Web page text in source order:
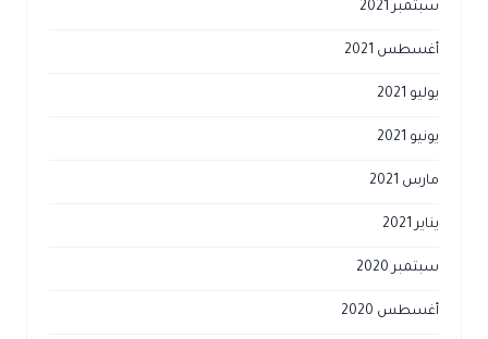
سبتمبر 2021
أغسطس 2021
يوليو 2021
يونيو 2021
مارس 2021
يناير 2021
سبتمبر 2020
أغسطس 2020